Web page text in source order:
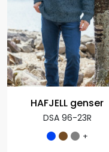
HAFJELL genser
DSA 96-23R
+